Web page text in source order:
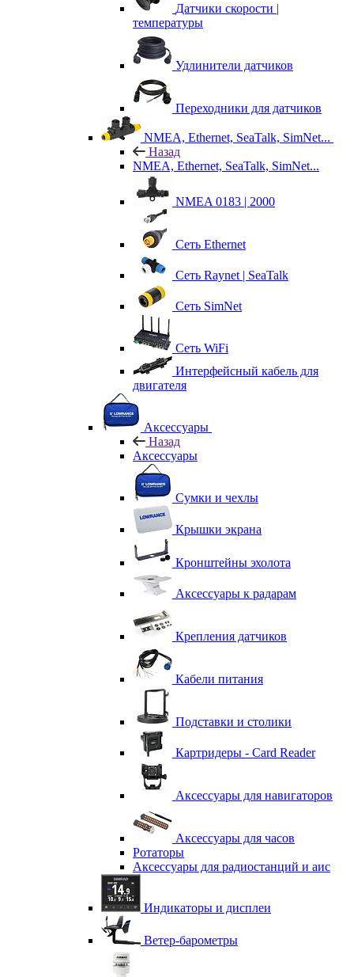
Датчики скорости |
температуры
Удлинители датчиков
Переходники для датчиков
NMEA, Ethernet, SeaTalk, SimNet...
Назад
NMEA, Ethernet, SeaTalk, SimNet...
NMEA 0183 | 2000
Сеть Ethernet
Сеть Raynet | SeaTalk
Сеть SimNet
Сеть WiFi
Интерфейсный кабель для
двигателя
Аксессуары
Назад
Аксессуары
Сумки и чехлы
Крышки экрана
Кронштейны эхолота
Аксессуары к радарам
Крепления датчиков
Кабели питания
Подставки и столики
Картридеры - Card Reader
Аксессуары для навигаторов
Аксессуары для часов
Ротаторы
Аксессуары для радиостанций и аис
Индикаторы и дисплеи
Ветер-барометры